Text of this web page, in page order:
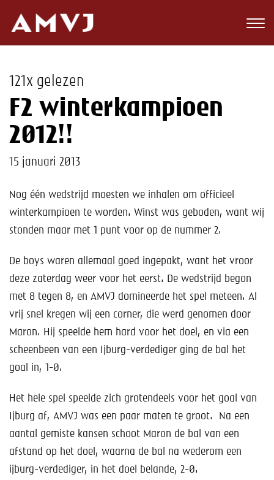
Wedstrijden
Nieuws
Teams
Jeugd
Toekomst
Help mee!
Shop
Lid worden
Contact
121x gelezen
F2 winterkampioen
2012!!
15 januari 2013
Nog één wedstrijd moesten we inhalen om officieel
winterkampioen te worden. Winst was geboden, want wij
stonden maar met 1 punt voor op de nummer 2.
De boys waren allemaal goed ingepakt, want het vroor
deze zaterdag weer voor het eerst. De wedstrijd begon
met 8 tegen 8, en AMVJ domineerde het spel meteen. Al
vrij snel kregen wij een corner, die werd genomen door
Maron. Hij speelde hem hard voor het doel, en via een
scheenbeen van een Ijburg-verdediger ging de bal het
goal in, 1-0.
Het hele spel speelde zich grotendeels voor het goal van
Ijburg af, AMVJ was een paar maten te groot. Na een
aantal gemiste kansen schoot Maron de bal van een
afstand op het doel, waarna de bal na wederom een
ijburg-verdediger, in het doel belande, 2-0.